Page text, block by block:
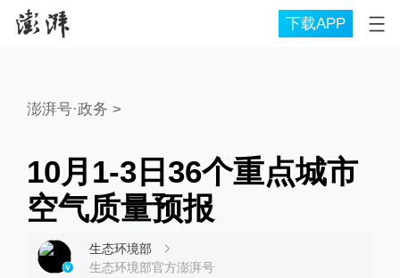
下载APP
澎湃号·政务 >
10月1-3日36个重点城市
空气质量预报
生态环境部
生态环境部官方澎湃号